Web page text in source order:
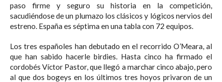
paso firme y seguro su historia en la competición,
sacudiéndose de un plumazo los clásicos y lógicos nervios del
estreno. España es séptima en una tabla con 72 equipos.
Los tres españoles han debutado en el recorrido O’Meara, al
que han sabido hacerle birdies. Hasta cinco ha firmado el
cordobés Víctor Pastor, que llegó a marchar cinco abajo, pero
al que dos bogeys en los últimos tres hoyos privaron de un